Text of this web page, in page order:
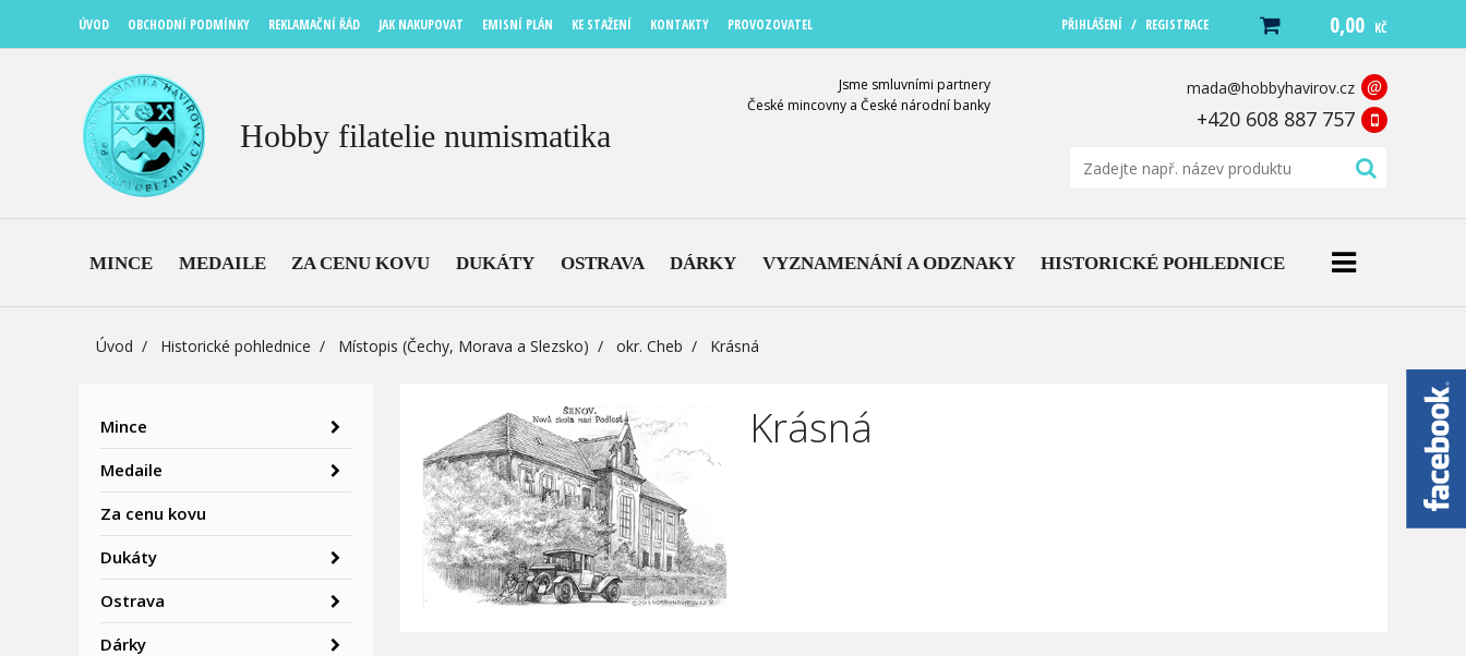
ÚVOD OBCHODNÍ PODMÍNKY REKLAMAČNÍ ŘÁD JAK NAKUPOVAT EMISNÍ PLÁN KE STAŽENÍ KONTAKTY PROVOZOVATEL PŘIHLÁŠENÍ / REGISTRACE 0,00 KČ
Hobby filatelie numismatika
Jsme smluvními partnery
České mincovny a České národní banky
mada@hobbyhavirov.cz @
+420 608 887 757
MINCE MEDAILE ZA CENU KOVU DUKÁTY OSTRAVA DÁRKY VYZNAMENÁNÍ A ODZNAKY HISTORICKÉ POHLEDNICE
Úvod Historické pohlednice Místopis (Čechy, Morava a Slezsko) okr. Cheb Krásná
Mince
Medaile
Za cenu kovu
Dukáty
Ostrava
Dárky
Krásná